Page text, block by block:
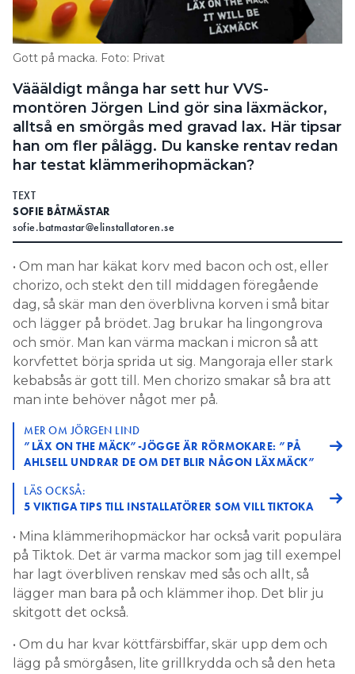
Information om GDPR
Search for:
SEARCH
Gott på macka. Foto: Privat
Väääldigt många har sett hur VVS-
montören Jörgen Lind gör sina läxmäckor,
alltså en smörgås med gravad lax. Här tipsar
han om fler pålägg. Du kanske rentav redan
har testat klämmerihopmäckan?
TEXT
SOFIE BÅTMÄSTAR
sofie.batmastar@elinstallatoren.se
• Om man har käkat korv med bacon och ost, eller
chorizo, och stekt den till middagen föregående
dag, så skär man den överblivna korven i små bitar
och lägger på brödet. Jag brukar ha lingongrova
och smör. Man kan värma mackan i micron så att
korvfettet börja sprida ut sig. Mangoraja eller stark
kebabsås är gott till. Men chorizo smakar så bra att
man inte behöver något mer på.
MER OM JÖRGEN LIND
”LÄX ON THE MÄCK”-JÖGGE ÄR RÖRMOKARE: ”PÅ
AHLSELL UNDRAR DE OM DET BLIR NÅGON LÄXMÄCK”
LÄS OCKSÅ:
5 VIKTIGA TIPS TILL INSTALLATÖRER SOM VILL TIKTOKA
• Mina klämmerihopmäckor har också varit populära
på Tiktok. Det är varma mackor som jag till exempel
har lagt överbliven renskav med sås och allt, så
lägger man bara på och klämmer ihop. Det blir ju
skitgott det också.
• Om du har kvar köttfärsbiffar, skär upp dem och
lägg på smörgåsen, lite grillkrydda och så den heta